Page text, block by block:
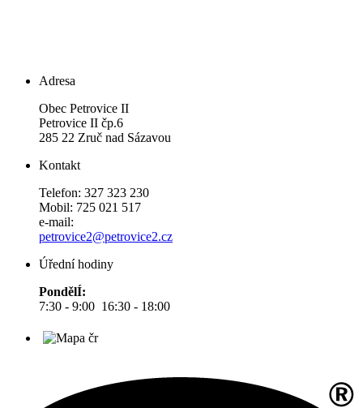
Adresa
Obec Petrovice II
Petrovice II čp.6
285 22 Zruč nad Sázavou
Kontakt
Telefon: 327 323 230
Mobil: 725 021 517
e-mail:
petrovice2@petrovice2.cz
Úřední hodiny
PondělÍ:
7:30 - 9:00 16:30 - 18:00